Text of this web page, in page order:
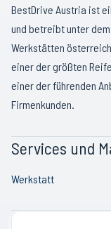
BestDrive Austria ist
und betreibt unter
Werkstätten
einer der größten
einer der führenden
Firmenkunden.
Services und
Werkstatt